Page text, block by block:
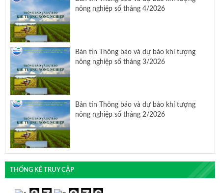
nông nghiệp số tháng 4/2026
Bản tin Thông báo và dự báo khí tượng
nông nghiệp số tháng 3/2026
Bản tin Thông báo và dự báo khí tượng
nông nghiệp số tháng 2/2026
THỐNG KÊ TRUY CẬP